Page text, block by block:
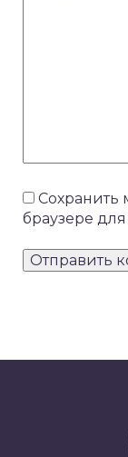
Сохранить
браузере